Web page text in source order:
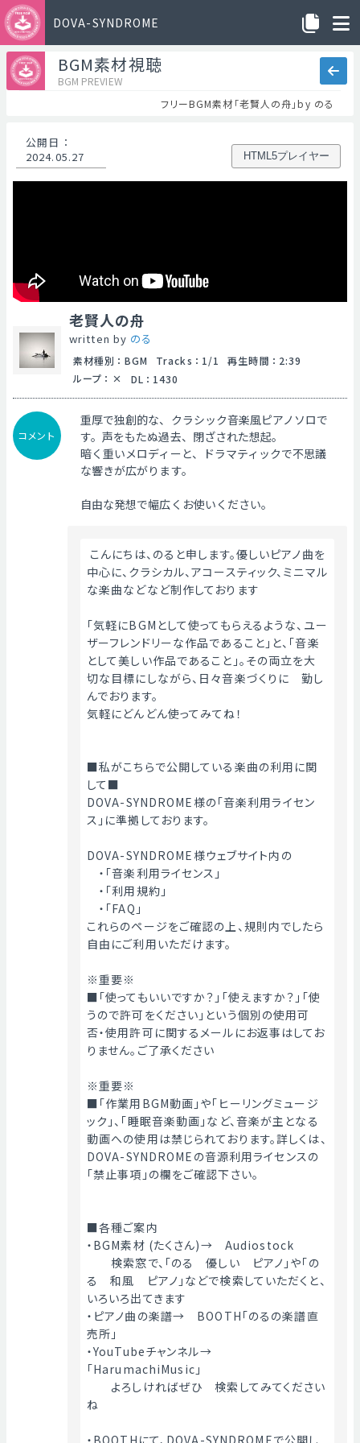
DOVA-SYNDROME
BGM素材視聴
BGM PREVIEW
フリーBGM素材「老賢人の舟」by のる
公開日 ：
2024.05.27
HTML5プレイヤー
老賢人の舟
written by のる
素材種別 ： BGM Tracks ： 1/1 再生時間 ： 2:39
ループ ： DL ： 1430
コメント
重厚で独創的な、クラシック音楽風ピアノソロで
す。声をもたぬ過去、閉ざされた想起。
暗く重いメロディーと、ドラマティックで不思議
な響きが広がります。
自由な発想で幅広くお使いください。
中心に、クラシカル、アコースティック、ミニマル
な楽曲などなど制作しております
「気軽にBGMとして使ってもらえるような、ユー
ザーフレンドリーな作品であること」と、「音楽
として美しい作品であること」。その両立を大
切な目標にしながら、日々音楽づくりに　勤し
んでおります。
気軽にどんどん使ってみてね！
■私がこちらで公開している楽曲の利用に関
して■
DOVA-SYNDROME様の「音楽利用ライセン
ス」に準拠しております。
DOVA-SYNDROME様ウェブサイト内の
・「音楽利用ライセンス」
・「利用規約」
・「FAQ」
これらのページをご確認の上、規則内でしたら
自由にご利用いただけます。
※重要※
■「使ってもいいですか？」「使えますか？」「使
うので許可をください」という個別の使用可
否・使用許可に関するメールにお返事はしてお
りません。ご了承ください
※重要※
■「作業用BGM動画」や「ヒーリングミュージ
ック」、「睡眠音楽動画」など、音楽が主となる
動画への使用は禁じられております。詳しくは、
DOVA-SYNDROMEの音源利用ライセンスの
「禁止事項」の欄をご確認下さい。
■各種ご案内
・BGM素材 (たくさん)→　Audiostock
検索窓で、「のる　優しい　ピアノ」や「の
る　和風　ピアノ」などで検索していただくと、
いろいろ出てきます
・ピアノ曲の楽譜→　BOOTH「のるの楽譜直
売所」
・YouTubeチャンネル→
「HarumachiMusic」
よろしければぜひ　検索してみてください
ね
・BOOTHにて、DOVA-SYNDROMEで公開し